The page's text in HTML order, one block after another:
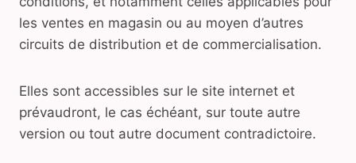
les ventes en magasin ou au moyen d’autres
circuits de distribution et de commercialisation.
Elles sont accessibles sur le site internet et
prévaudront, le cas échéant, sur toute autre
version ou tout autre document contradictoire.